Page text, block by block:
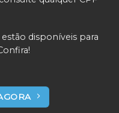
disponíveis para